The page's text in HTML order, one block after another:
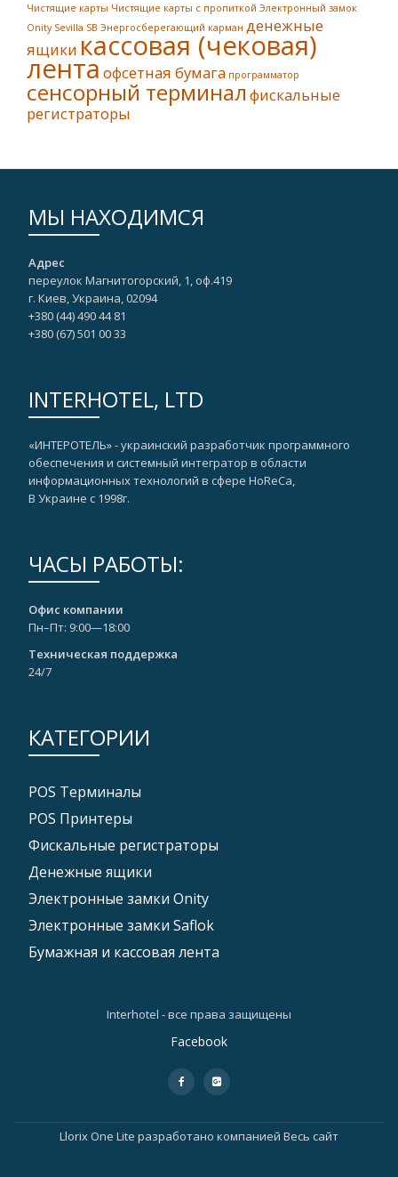
Чистящие карты Чистящие карты с пропиткой Электронный замок
Onity Sevilla SB Энергосберегающий карман денежные
ящики кассовая (чековая)
лента офсетная бумага программатор
сенсорный терминал фискальные
регистраторы
МЫ НАХОДИМСЯ
Адрес
переулок Магнитогорский, 1, оф.419
г. Киев, Украина, 02094
+380 (44) 490 44 81
+380 (67)‎ 501 00 33
INTERHOTEL, LTD
«ИНТЕРОТЕЛЬ» - украинский разработчик программного
обеспечения и системный интегратор в области
информационных технологий в сфере HoReCa,
В Украине с 1998г.
ЧАСЫ РАБОТЫ:
Офис компании
Пн–Пт: 9:00—18:00
Техническая поддержка
24/7
КАТЕГОРИИ
POS Tерминалы
POS Принтеры
Фискальные регистраторы
Денежные ящики
Электронные замки Onity
Электронные замки Saflok
Бумажная и кассовая лента
Interhotel - все права защищены
Дополнительное
меню
Facebook
fa-
facebook
fa-
google-
square
Llorix One Lite разработано компанией Весь сайт